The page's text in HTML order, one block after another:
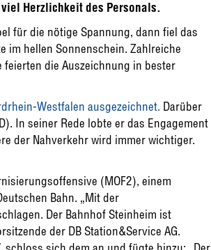
Herzlichkeit des Personals.
für die nötige Spannung, dann fiel das
im hellen Sonnenschein. Zahlreiche
die Auszeichnung in bester
Westfalen ausgezeichnet. Darüber
In seiner Rede lobte er das Engagement
der Nahverkehr wird immer wichtiger.
(MOF2), einem
Bahn. „Mit der
Der Bahnhof Steinheim ist
der DB Station&Service AG.